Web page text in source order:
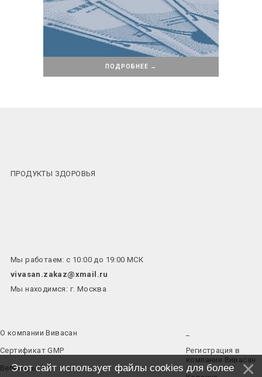
ПОДРОБНЕЕ →
ПРОДУКТЫ ЗДОРОВЬЯ
Мы работаем: с 10:00 до 19:00 МСК
vivasan.zakaz@xmail.ru
Мы находимся: г. Москва
О компании Вивасан
Сертификат GMP
Вебинары
Регистрация в
компании Вивасан
Этот сайт использует файлы cookies для более